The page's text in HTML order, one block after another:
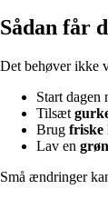
Sådan får
Det behøver ikke
Start dagen
Tilsæt
Brug friske
Lav en
Små ændringer